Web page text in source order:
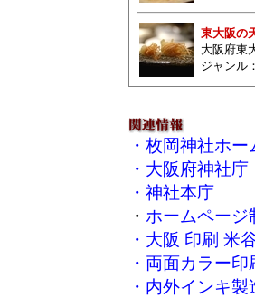
東大阪の
大阪府東
ジャンル
・ 枚岡神社ホー
・ 大阪府神社庁
・ 神社本庁
・ ホームページ
・ 大阪 印刷 米
・ 両面カラー印
・ 内外インキ製